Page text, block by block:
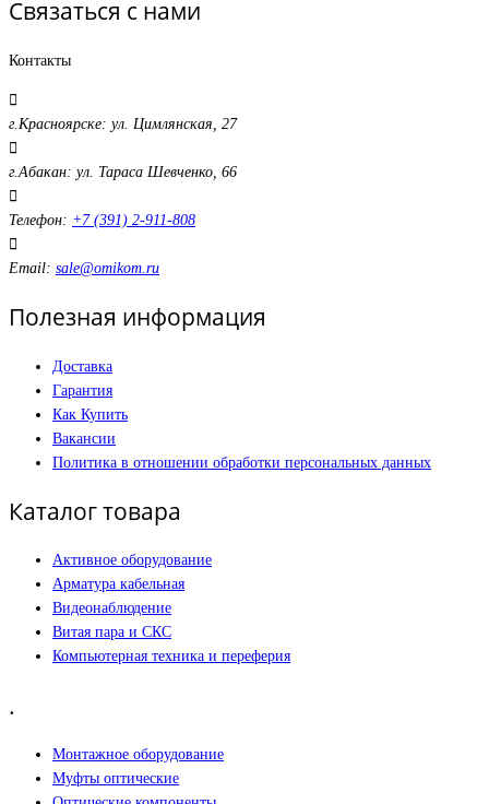
Связаться с нами
Контакты
г.Красноярске: ул. Цимлянская, 27
г.Абакан: ул. Тараса Шевченко, 66
Телефон: +7 (391) 2-911-808
Email: sale@omikom.ru
Полезная информация
Доставка
Гарантия
Как Купить
Вакансии
Политика в отношении обработки персональных данных
Каталог товара
Активное оборудование
Арматура кабельная
Видеонаблюдение
Витая пара и СКС
Компьютерная техника и переферия
.
Монтажное оборудование
Муфты оптические